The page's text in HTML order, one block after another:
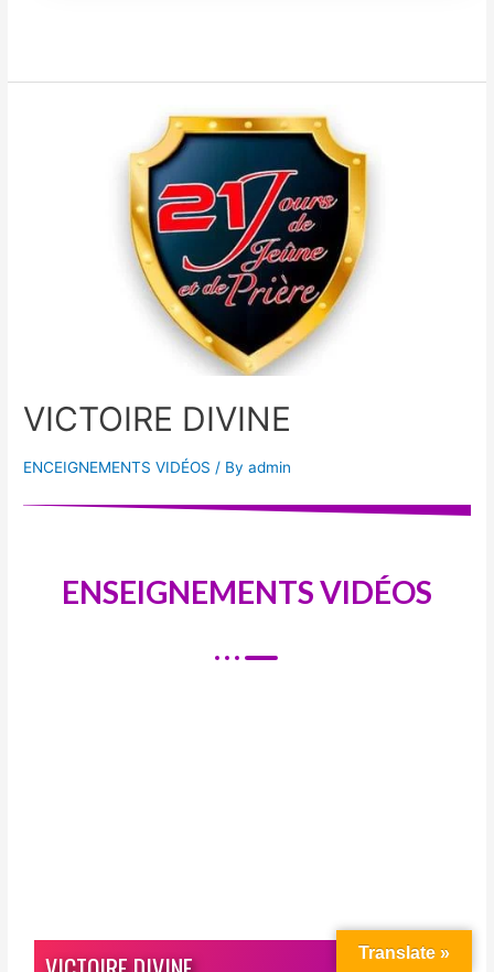
VICTOIRE DIVINE
ENCEIGNEMENTS VIDÉOS / Byadmin
ENSEIGNEMENTS VIDÉOS
Translate »